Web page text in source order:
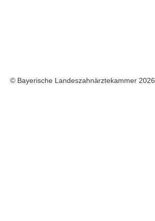
© Bayerische Landeszahnärztekammer 2026